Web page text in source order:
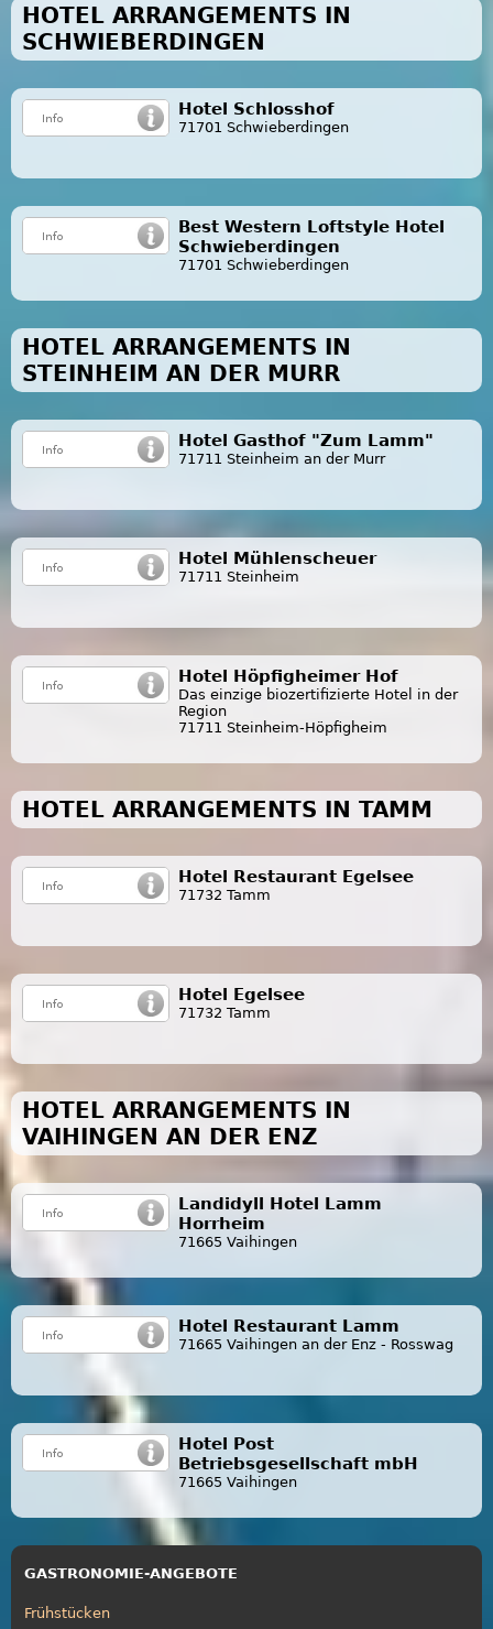
HOTEL ARRANGEMENTS IN
SCHWIEBERDINGEN
Hotel Schlosshof
71701 Schwieberdingen
Best Western Loftstyle Hotel
Schwieberdingen
71701 Schwieberdingen
HOTEL ARRANGEMENTS IN
STEINHEIM AN DER MURR
Hotel Gasthof "Zum Lamm"
71711 Steinheim an der Murr
Hotel Mühlenscheuer
71711 Steinheim
Hotel Höpfigheimer Hof
Das einzige biozertifizierte Hotel in der
Region
71711 Steinheim-Höpfigheim
HOTEL ARRANGEMENTS IN TAMM
Hotel Restaurant Egelsee
71732 Tamm
Hotel Egelsee
71732 Tamm
HOTEL ARRANGEMENTS IN
VAIHINGEN AN DER ENZ
Landidyll Hotel Lamm
Horrheim
71665 Vaihingen
Hotel Restaurant Lamm
71665 Vaihingen an der Enz - Rosswag
Hotel Post
Betriebsgesellschaft mbH
71665 Vaihingen
GASTRONOMIE-ANGEBOTE
Frühstücken